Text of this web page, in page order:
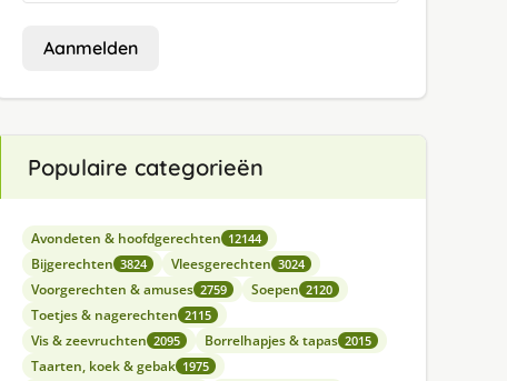
Aanmelden
Populaire categorieën
Avondeten & hoofdgerechten 12144
Bijgerechten 3824 Vleesgerechten 3024
Voorgerechten & amuses 2759 Soepen 2120
Toetjes & nagerechten 2115
Vis & zeevruchten 2095 Borrelhapjes & tapas 2015
Taarten, koek & gebak 1975